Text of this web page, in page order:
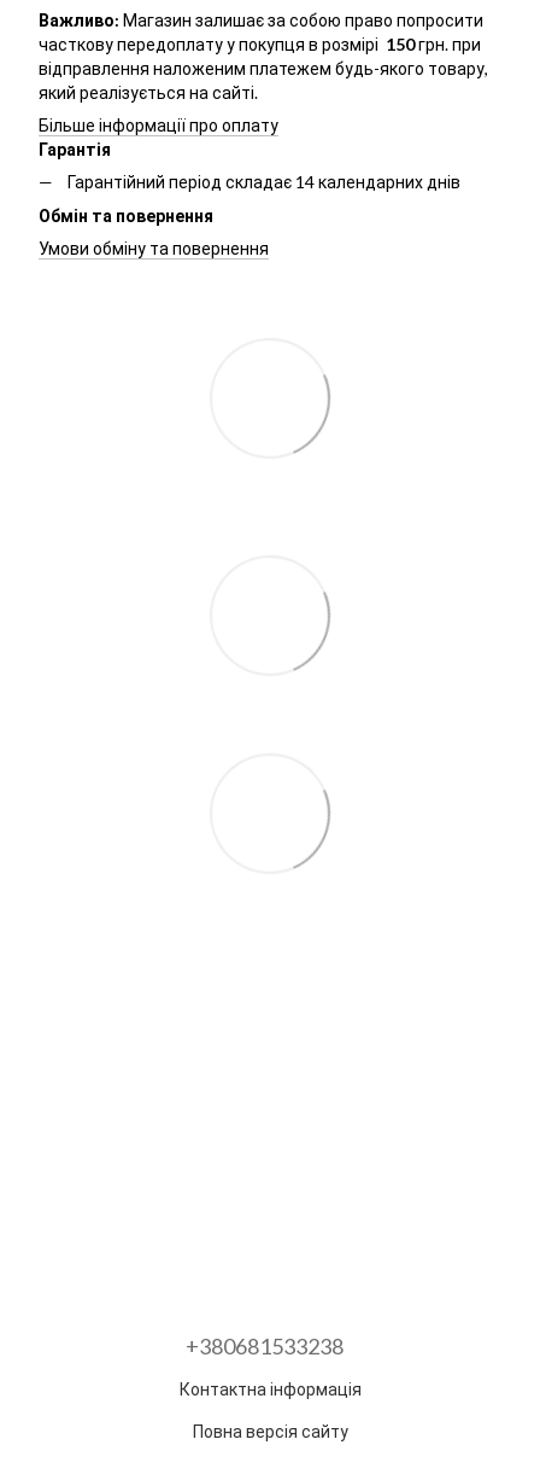
Важливо: Магазин залишає за собою право попросити
часткову передоплату у покупця в розмірі 150грн. при
відправлення наложеним платежем будь-якого товару,
який реалізується на сайті.
Більше інформації про оплату
Гарантія
Гарантійний період складає 14 календарних днів
Обмін та повернення
Умови обміну та повернення
+380681533238
Контактна інформація
Повна версія сайту